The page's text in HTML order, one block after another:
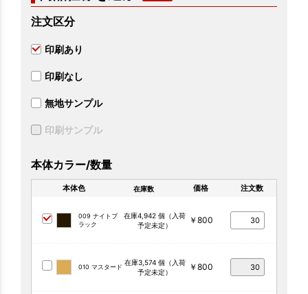
注文区分
印刷あり
印刷なし
無地サンプル
印刷サンプル
本体カラー/数量
本体色 在庫数 価格 注文数
009 ナイトブ
ラック
在庫4,942 個（入荷
予定未定）
￥800
010 マスタード
在庫3,574 個（入荷
予定未定）
￥800